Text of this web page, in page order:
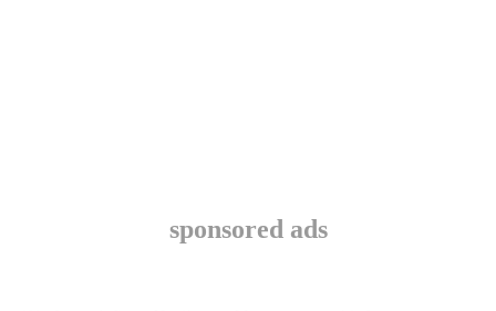
sponsored ads